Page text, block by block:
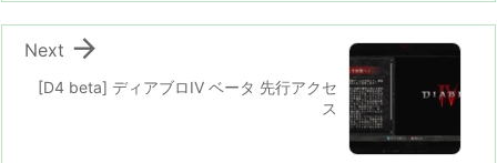
[D4 beta] ディアブロIV ベータ 先行アクセ
ス

Next